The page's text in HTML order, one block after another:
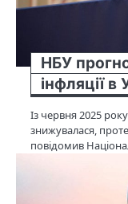
НБУ
інфляції в
Із червня 2025
знижувалася,
повідомив